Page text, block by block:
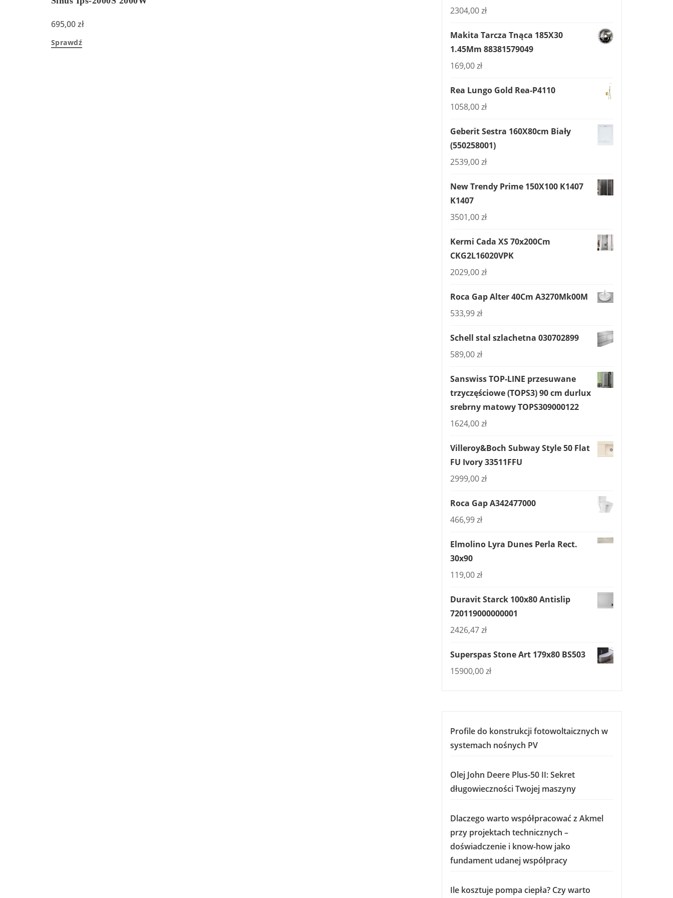
695,00zł
Sprawdź
2304,00zł
Makita Tarcza Tnąca 185X30
1.45Mm 88381579049
169,00zł
Rea Lungo Gold Rea-P4110
1058,00zł
Geberit Sestra 160X80cm Biały
(550258001)
2539,00zł
New Trendy Prime 150X100 K1407
K1407
3501,00zł
Kermi Cada XS 70x200Cm
CKG2L16020VPK
2029,00zł
Roca Gap Alter 40Cm A3270Mk00M
533,99zł
Schell stal szlachetna 030702899
589,00zł
Sanswiss TOP-LINE przesuwane
trzyczęściowe (TOPS3) 90 cm durlux
srebrny matowy TOPS309000122
1624,00zł
Villeroy&Boch Subway Style 50 Flat
FU Ivory 33511FFU
2999,00zł
Roca Gap A342477000
466,99zł
Elmolino Lyra Dunes Perla Rect.
30x90
119,00zł
Duravit Starck 100x80 Antislip
720119000000001
2426,47zł
Superspas Stone Art 179x80 BS503
15900,00zł
Profile do konstrukcji fotowoltaicznych w
systemach nośnych PV
Olej John Deere Plus-50 II: Sekret
długowieczności Twojej maszyny
Dlaczego warto współpracować z Akmel
przy projektach technicznych –
doświadczenie i know-how jako
fundament udanej współpracy
Ile kosztuje pompa ciepła? Czy warto